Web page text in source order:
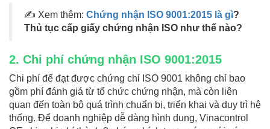
✍ Xem thêm: Chứng nhận ISO 9001:2015 là gì?
Thủ tục cấp giấy chứng nhận ISO như thế nào?
2. Chi phí chứng nhận ISO 9001:2015
Chi phí để đạt được chứng chỉ ISO 9001 không chỉ bao
gồm phí đánh giá từ tổ chức chứng nhận, mà còn liên
quan đến toàn bộ quá trình chuẩn bị, triển khai và duy trì hệ
thống. Để doanh nghiệp dễ dàng hình dung, Vinacontrol